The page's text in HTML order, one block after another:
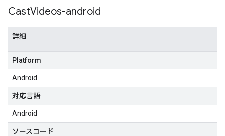
CastVideos-android
詳細
Platform
Android
対応言語
Android
ソースコード